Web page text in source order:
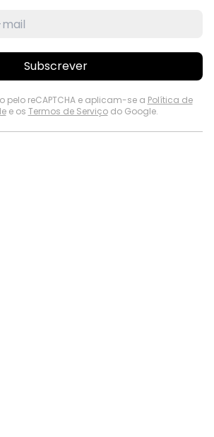
Subscrever
pelo reCAPTCHA e aplicam-se a Política de
e os Termos de Serviçodo Google.